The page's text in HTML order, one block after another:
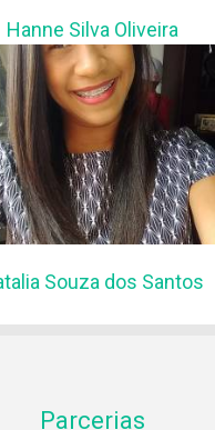
PUBLICAÇÕES
Hanne Silva Oliveira
Souza dos Santos
Parcerias